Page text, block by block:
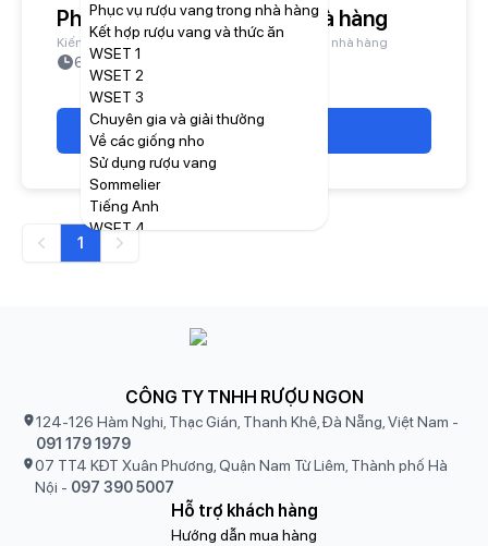
Phục vụ rượu vang trong nhà hàng
Kết hợp rượu vang và thức ăn
WSET 1
WSET 2
WSET 3
Chuyên gia và giải thưởng
Về các giống nho
Sử dụng rượu vang
Sommelier
Tiếng Anh
WSET 4
Kiến thức chung
Phục vụ rượu vang trong nhà hàng
Kiến thức về quy trình phục vụ rượu vang trong nhà hàng
60phút
Bắt đầu thi
Previous
1
Next
CÔNG TY TNHH RƯỢU NGON
124-126 Hàm Nghi, Thạc Gián, Thanh Khê, Đà Nẵng, Việt Nam -
091 179 1979
07 TT4 KĐT Xuân Phương, Quận Nam Từ Liêm, Thành phố Hà
Nội - 097 390 5007
Hỗ trợ khách hàng
Hướng dẫn mua hàng